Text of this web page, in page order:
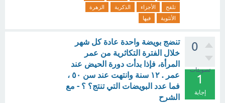
تلقح
الأجزاء الذكرية
الزهرة
الأنثوية
فيها
0
تصويتات
1
إجابة
تنضج بويضة واحدة عادة كل شهر
خلال الفترة التكاثرية من عمر
المرأة، فإذا بدأت دورة الحيض عند
عمر . ١٢ سنة وانتهت عند سن ٥٠ ،
فما عدد البويضات التي تنتج؟ ؟ - مع
الشرح